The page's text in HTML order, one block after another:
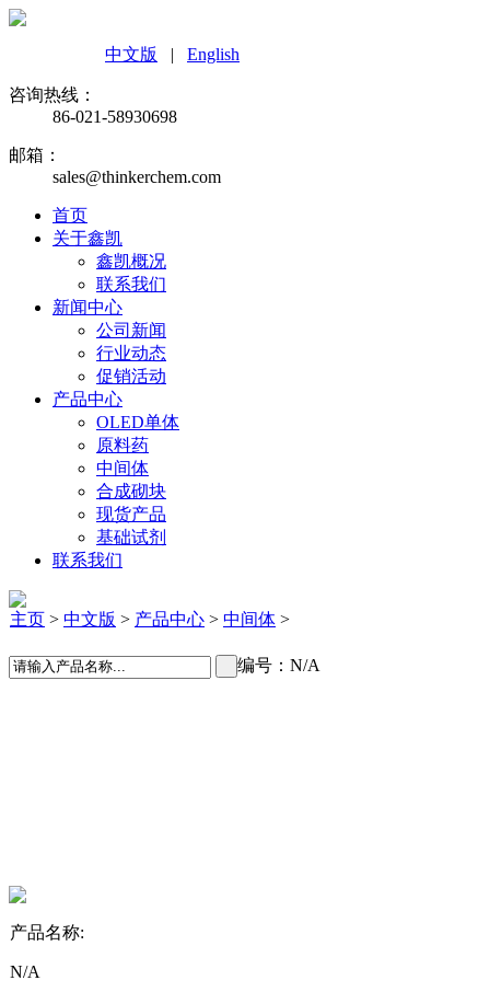
中文版 | English
咨询热线：
86-021-58930698
邮箱：
sales@thinkerchem.com
首页
关于鑫凯
鑫凯概况
联系我们
新闻中心
公司新闻
行业动态
促销活动
产品中心
OLED单体
原料药
中间体
合成砌块
现货产品
基础试剂
联系我们
主页 > 中文版 > 产品中心 > 中间体 >
编号：N/A
产品名称:
N/A